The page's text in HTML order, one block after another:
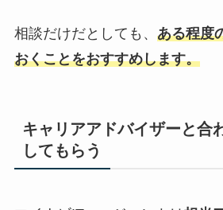
相談だけだとしても、 ある程度
おくことをおすすめします。
キャリアアドバイザーと合
してもらう